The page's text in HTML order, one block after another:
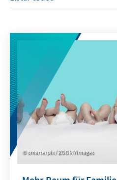
smarterpix / ZOOMYimages